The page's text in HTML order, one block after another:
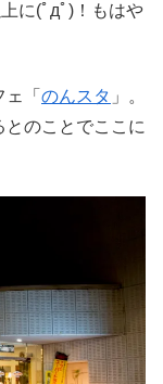
に(ﾟдﾟ)！もはや
「 のんスタ 」。
のことでここに